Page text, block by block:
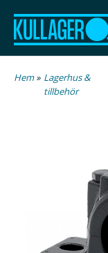
Hem» Lagerhus &
tillbehör